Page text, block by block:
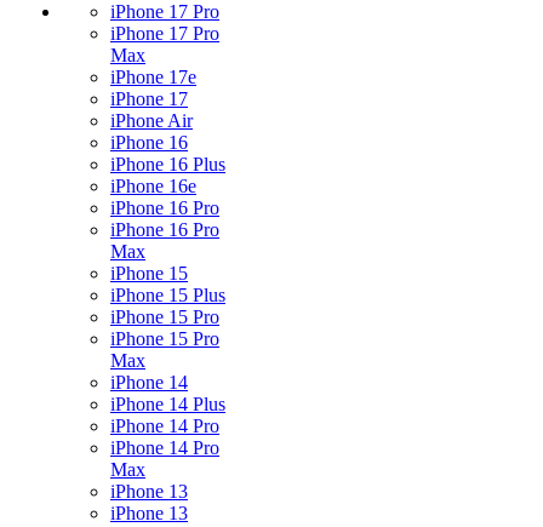
iPhone 17 Pro
iPhone 17 Pro
Max
iPhone 17e
iPhone 17
iPhone Air
iPhone 16
iPhone 16 Plus
iPhone 16e
iPhone 16 Pro
iPhone 16 Pro
Max
iPhone 15
iPhone 15 Plus
iPhone 15 Pro
iPhone 15 Pro
Max
iPhone 14
iPhone 14 Plus
iPhone 14 Pro
iPhone 14 Pro
Max
iPhone 13
iPhone 13